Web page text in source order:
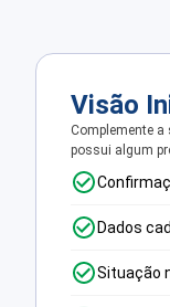
Visão
Complemente a
possui algum
Dados
Situação